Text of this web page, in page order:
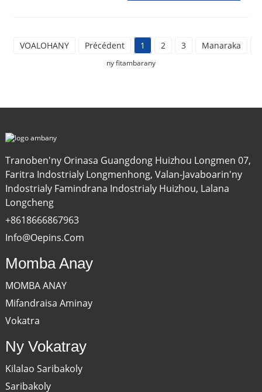
VOALOHANY Précédent 1 2 3 Manaraka
ny fitambarany
Tranoben'ny Orinasa Guangdong Huizhou Longmen 07,
Faritra Indostrialy Longmenhong, Valan-Javaboarin'ny
Indostrialy Famindrana Indostrialy Huizhou, Lalana
Longcheng
+8618666867963
Info@oepins.com
Momba Anay
MOMBA ANAY
Mifandraisa Aminay
Vokatra
Ny Vokatray
Kilalao Saribakoly
Saribakoly